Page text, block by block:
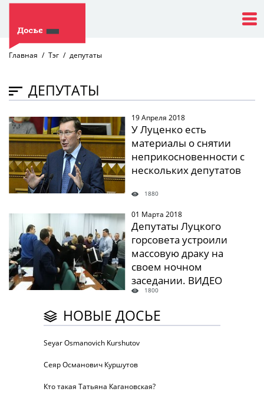
Главная Тэг депутаты
ДЕПУТАТЫ
" /> 19 Апреля 2018
У Луценко есть
материалы о снятии
неприкосновенности с
нескольких депутатов
1880
01 Марта 2018
Депутаты Луцкого
горсовета устроили
массовую драку на
своем ночном
заседании. ВИДЕО
1800
НОВЫЕ ДОСЬЕ
Seyar Osmanovich Kurshutov
Сеяр Османович Куршутов
Кто такая Татьяна Кагановская?